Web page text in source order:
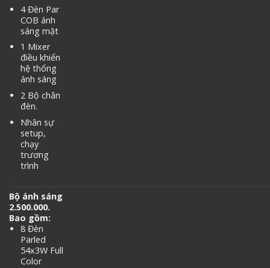
4 Đèn Par
COB ánh
sáng mặt
1 Mixer
điều khiển
hệ thống
ánh sáng
2 Bộ chân
đèn.
Nhân sự
setup,
chạy
trương
trình
Bộ ánh sáng
2.500.000.
Bao gồm:
8 Đèn
Parled
54x3W Full
Color